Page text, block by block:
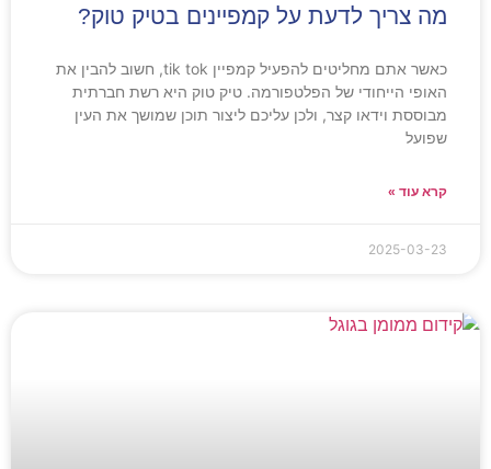
מה צריך לדעת על קמפיינים בטיק טוק?
כאשר אתם מחליטים להפעיל קמפיין tik tok, חשוב להבין את
האופי הייחודי של הפלטפורמה. טיק טוק היא רשת חברתית
מבוססת וידאו קצר, ולכן עליכם ליצור תוכן שמושך את העין
שפועל
קרא עוד »
2025-03-23